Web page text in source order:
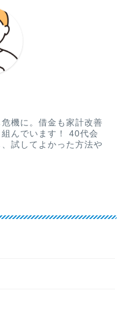
機に。借金も家計改善
んでいます！ 40代会
試してよかった方法や